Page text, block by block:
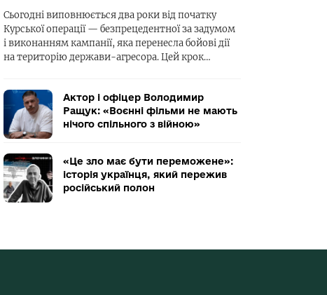
Сьогодні виповнюється два роки від початку
Курської операції — безпрецедентної за задумом
і виконанням кампанії, яка перенесла бойові дії
на територію держави-агресора. Цей крок…
Актор і офіцер Володимир
Ращук: «Воєнні фільми не мають
нічого спільного з війною»
«Це зло має бути переможене»:
історія українця, який пережив
російський полон